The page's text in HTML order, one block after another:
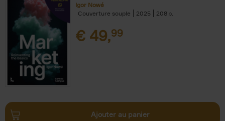
Igor Nowé
Couverture souple
2025 208
€ 49,99
Ajouter au panier